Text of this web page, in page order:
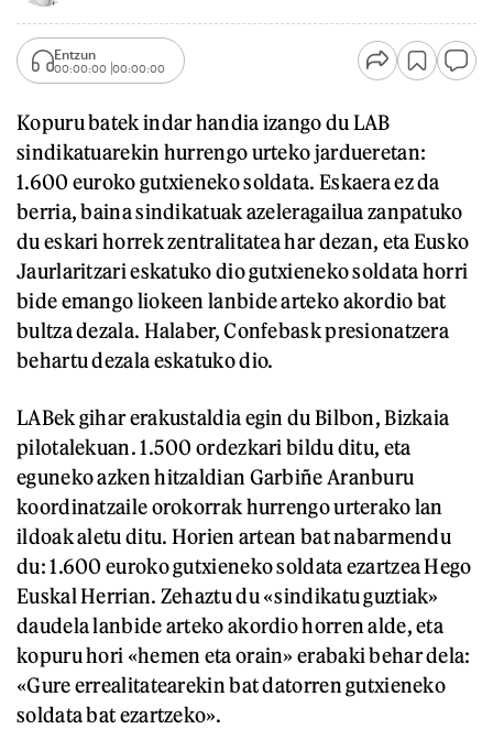
Entzun
00:00:00 00:00:00
Kopuru batek indar handia izango du LAB
sindikatuarekin hurrengo urteko jardueretan:
1.600 euroko gutxieneko soldata. Eskaera ez da
berria, baina sindikatuak azeleragailua zanpatuko
du eskari horrek zentralitatea har dezan, eta Eusko
Jaurlaritzari eskatuko dio gutxieneko soldata horri
bide emango liokeen lanbide arteko akordio bat
bultza dezala. Halaber, Confebask presionatzera
behartu dezala eskatuko dio.
LABek gihar erakustaldia egin du Bilbon, Bizkaia
pilotalekuan. 1.500 ordezkari bildu ditu, eta
eguneko azken hitzaldian Garbiñe Aranburu
koordinatzaile orokorrak hurrengo urterako lan
ildoak aletu ditu. Horien artean bat nabarmendu
du: 1.600 euroko gutxieneko soldata ezartzea Hego
Euskal Herrian. Zehaztu du «sindikatu guztiak»
daudela lanbide arteko akordio horren alde, eta
kopuru hori «hemen eta orain» erabaki behar dela:
«Gure errealitatearekin bat datorren gutxieneko
soldata bat ezartzeko».